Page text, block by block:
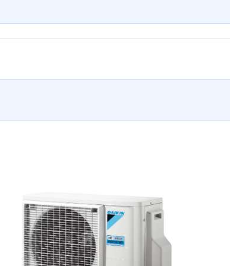
temperatuur te bereiken.